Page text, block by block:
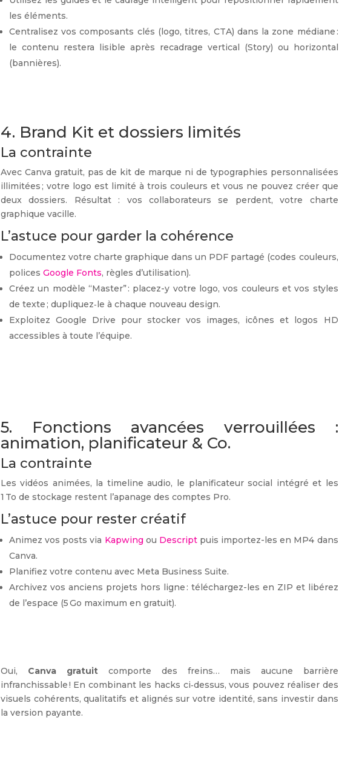
les éléments.
Centralisez vos composants clés (logo, titres, CTA) dans la zone médiane :
le contenu restera lisible après recadrage vertical (Story) ou horizontal
(bannières).
4. Brand Kit et dossiers limités
La contrainte
Avec Canva gratuit, pas de kit de marque ni de typographies personnalisées
illimitées ; votre logo est limité à trois couleurs et vous ne pouvez créer que
deux dossiers. Résultat : vos collaborateurs se perdent, votre charte
graphique vacille.
L’astuce pour garder la cohérence
Documentez votre charte graphique dans un PDF partagé (codes couleurs,
polices Google Fonts, règles d’utilisation).
Créez un modèle “Master” : placez-y votre logo, vos couleurs et vos styles
de texte ; dupliquez‑le à chaque nouveau design.
Exploitez Google Drive pour stocker vos images, icônes et logos HD
accessibles à toute l’équipe.
5. Fonctions avancées verrouillées :
animation, planificateur & Co.
La contrainte
Les vidéos animées, la timeline audio, le planificateur social intégré et les
1 To de stockage restent l’apanage des comptes Pro.
L’astuce pour rester créatif
Animez vos posts via Kapwing ou Descriptpuis importez-les en MP4 dans
Canva.
Planifiez votre contenu avec Meta Business Suite.
Archivez vos anciens projets hors ligne : téléchargez-les en ZIP et libérez
de l’espace (5 Go maximum en gratuit).
Oui, Canva gratuitcomporte des freins… mais aucune barrière
infranchissable ! En combinant les hacks ci‑dessus, vous pouvez réaliser des
visuels cohérents, qualitatifs et alignés sur votre identité, sans investir dans
la version payante.